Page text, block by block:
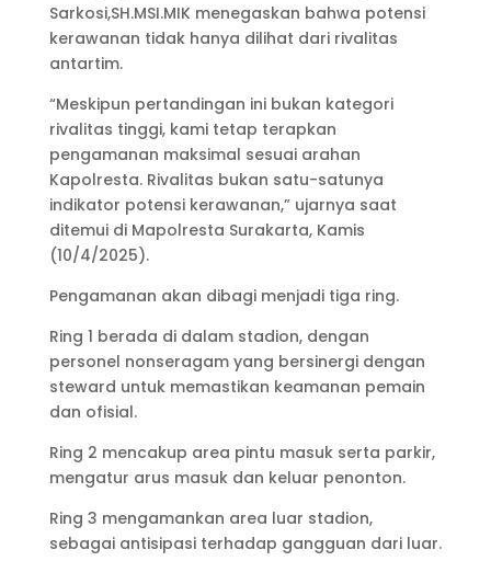
Sarkosi,SH.MSI.MIK menegaskan bahwa potensi
kerawanan tidak hanya dilihat dari rivalitas
antartim.
“Meskipun pertandingan ini bukan kategori
rivalitas tinggi, kami tetap terapkan
pengamanan maksimal sesuai arahan
Kapolresta. Rivalitas bukan satu-satunya
indikator potensi kerawanan,” ujarnya saat
ditemui di Mapolresta Surakarta, Kamis
(10/4/2025).
Pengamanan akan dibagi menjadi tiga ring.
Ring 1 berada di dalam stadion, dengan
personel nonseragam yang bersinergi dengan
steward untuk memastikan keamanan pemain
dan ofisial.
Ring 2 mencakup area pintu masuk serta parkir,
mengatur arus masuk dan keluar penonton.
Ring 3 mengamankan area luar stadion,
sebagai antisipasi terhadap gangguan dari luar.